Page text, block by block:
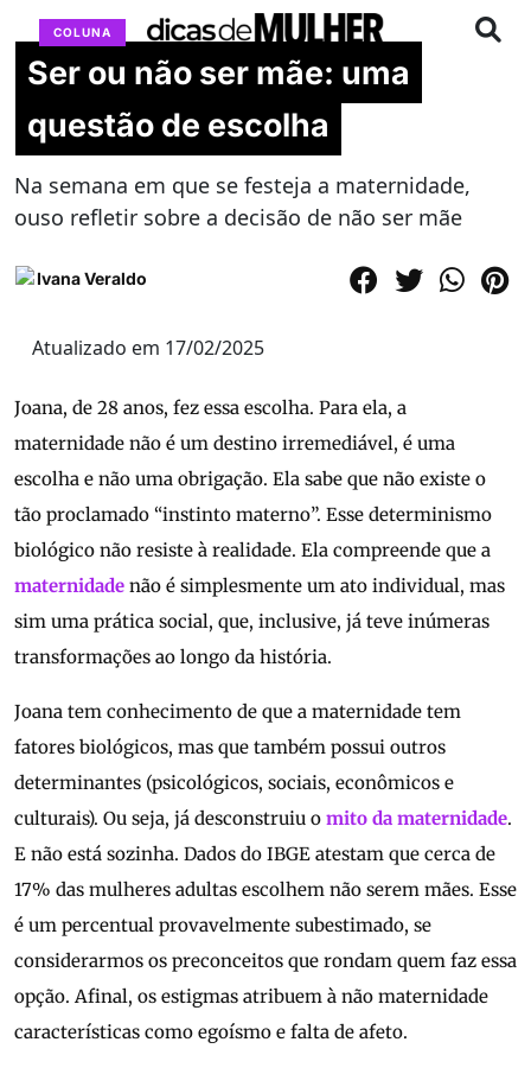
COLUNA
Ser ou não ser mãe: uma
questão de escolha
Na semana em que se festeja a maternidade,
ouso refletir sobre a decisão de não ser mãe
Ivana Veraldo
Atualizado em 17/02/2025
Joana, de 28 anos, fez essa escolha. Para ela, a
maternidade não é um destino irremediável, é uma
escolha e não uma obrigação. Ela sabe que não existe o
tão proclamado “instinto materno”. Esse determinismo
biológico não resiste à realidade. Ela compreende que a
maternidade não é simplesmente um ato individual, mas
sim uma prática social, que, inclusive, já teve inúmeras
transformações ao longo da história.
Joana tem conhecimento de que a maternidade tem
fatores biológicos, mas que também possui outros
determinantes (psicológicos, sociais, econômicos e
culturais). Ou seja, já desconstruiu o mito da maternidade.
E não está sozinha. Dados do IBGE atestam que cerca de
17% das mulheres adultas escolhem não serem mães. Esse
é um percentual provavelmente subestimado, se
considerarmos os preconceitos que rondam quem faz essa
opção. Afinal, os estigmas atribuem à não maternidade
características como egoísmo e falta de afeto.